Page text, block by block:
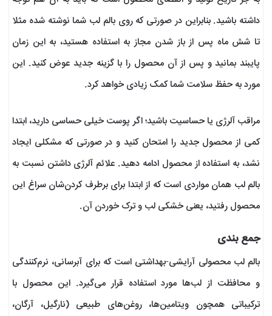
داشته باشید. بنا‌بر‌این در صورتی که روی بالم لب شما نوشته شده مثلا
تا شش ماه پس از باز شدن مجاز به استفاده هستید، به این زمان
پایبند بمانید و پس از آن محصول را با گزینه جدید عوض کنید. این
مورد به حفظ سلامت شما کمک زیادی خواهد کرد.
مراقب آلرژی یا حساسیت باشید؛ اگر پوست خیلی حساسی دارید، ابتدا
کمی از محصول جدید را امتحان کنید و در صورتی که مشکلی ایجاد
نشد، به استفاده از محصول ادامه دهید. علائم آلرژی داشتن نسبت به
بالم لب همان مواردی است که از ابتدا برای بر‌طرف کردن‌شان سراغ این
محصول رفتید، یعنی خشکی لب و ترک خوردن آن.
جمع بندی
بالم لب محصولی آرایشی-بهداشتی است که برای آبرسانی، نرم‌کنندگی
و محافظت از لب‌ها مورد استفاده قرار می‌گیرد. این محصول با
ترکیباتی همچون ویتامین‌ها، روغن‌های طبیعی (نارگیل، آرگان،